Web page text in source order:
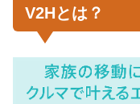
V2Hとは？